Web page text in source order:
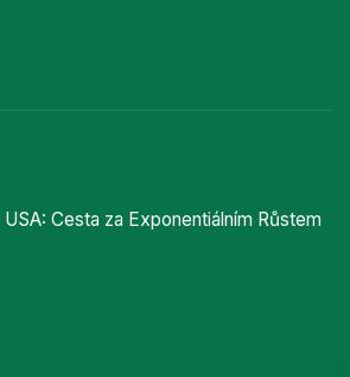
Cesta za Exponentiálním Růstem